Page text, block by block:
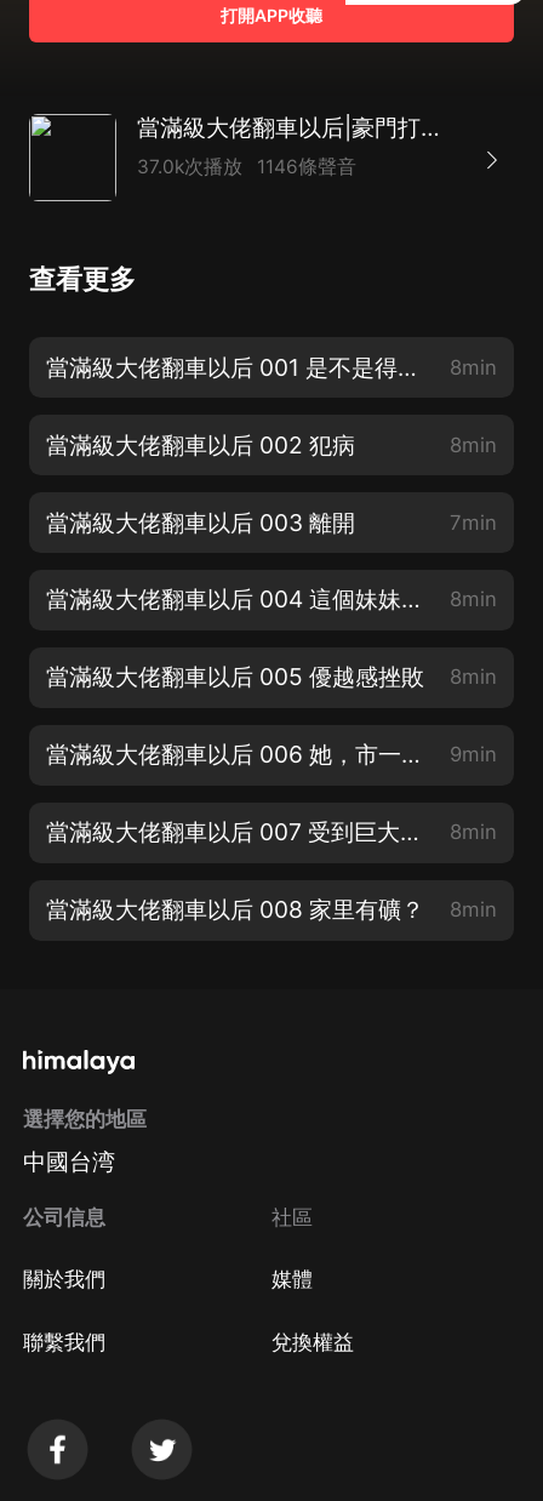
打開APP收聽
當滿級大佬翻車以后|豪門打臉現代言情|多人有聲劇
37.0k次播放 1146條聲音
查看更多
當滿級大佬翻車以后 001 是不是得罪了什麼人 8min
當滿級大佬翻車以后 002 犯病 8min
當滿級大佬翻車以后 003 離開 7min
當滿級大佬翻車以后 004 這個妹妹不太一 樣 8min
當滿級大佬翻車以后 005 優越感挫敗 8min
當滿級大佬翻車以后 006 她，市一中？ 9min
當滿級大佬翻車以后 007 受到巨大委屈 8min
當滿級大佬翻車以后 008 家里有礦？ 8min
選擇您的地區
中國台湾
公司信息
關於我們
聯繫我們
社區
媒體
兌換權益